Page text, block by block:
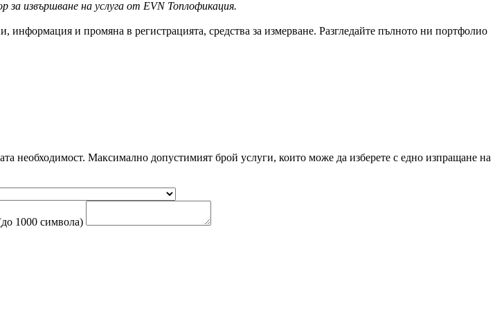
извършване на услуга от EVN Топлофикация.
и промяна в регистрацията, средства за измерване. Разгледайте пълното ни портфолио
необходимост. Максимално допустимият брой услуги, които може да изберете с едно изпращане на
1000 символа)